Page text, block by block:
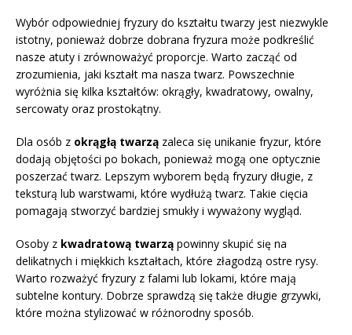
Wybór odpowiedniej fryzury do kształtu twarzy jest niezwykle
istotny, ponieważ dobrze dobrana fryzura może podkreślić
nasze atuty i zrównoważyć proporcje. Warto zacząć od
zrozumienia, jaki kształt ma nasza twarz. Powszechnie
wyróżnia się kilka kształtów: okrągły, kwadratowy, owalny,
sercowaty oraz prostokątny.
Dla osób z okrągłą twarzą zaleca się unikanie fryzur, które
dodają objętości po bokach, ponieważ mogą one optycznie
poszerzać twarz. Lepszym wyborem będą fryzury długie, z
teksturą lub warstwami, które wydłużą twarz. Takie cięcia
pomagają stworzyć bardziej smukły i wyważony wygląd.
Osoby z kwadratową twarzą powinny skupić się na
delikatnych i miękkich kształtach, które złagodzą ostre rysy.
Warto rozważyć fryzury z falami lub lokami, które mają
subtelne kontury. Dobrze sprawdzą się także długie grzywki,
które można stylizować w różnorodny sposób.